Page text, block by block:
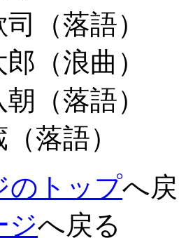
（落語）
（浪曲）
（落語）
落語）
のトップへ
ジへ戻る